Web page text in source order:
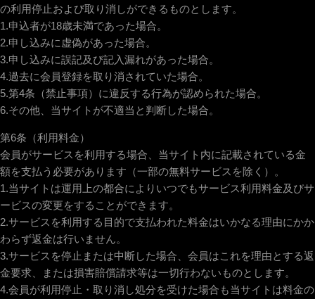
の利用停止および取り消しができるものとします。
1.申込者が18歳未満であった場合。
2.申し込みに虚偽があった場合。
3.申し込みに誤記及び記入漏れがあった場合。
4.過去に会員登録を取り消されていた場合。
5.第4条（禁止事項）に違反する行為が認められた場合。
6.その他、当サイトが不適当と判断した場合。
第6条（利用料金）
会員がサービスを利用する場合、当サイト内に記載されている金
額を支払う必要があります（一部の無料サービスを除く）。
1.当サイトは運用上の都合によりいつでもサービス利用料金及びサ
ービスの変更をすることができます。
2.サービスを利用する目的で支払われた料金はいかなる理由にかか
わらず返金は行いません。
3.サービスを停止または中断した場合、会員はこれを理由とする返
金要求、または損害賠償請求等は一切行わないものとします。
4.会員が利用停止・取り消し処分を受けた場合も当サイトは料金の